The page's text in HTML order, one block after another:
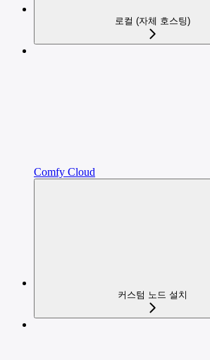
로컬 (자체 호스팅)
Comfy Cloud
커스텀 노드 설치